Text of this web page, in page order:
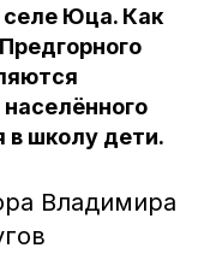
селе Юца. Как
в школу дети.
Владимира